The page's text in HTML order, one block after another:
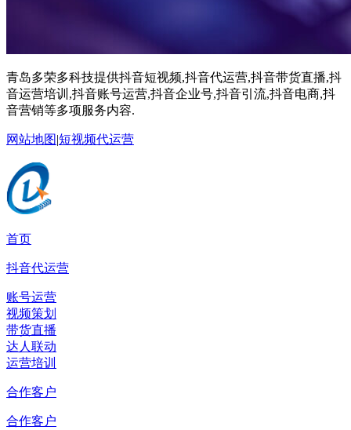
青岛多荣多科技提供抖音短视频,抖音代运营,抖音带货直播,抖
音运营培训,抖音账号运营,抖音企业号,抖音引流,抖音电商,抖
音营销等多项服务内容.
网站地图|短视频代运营
首页
抖音代运营
账号运营
视频策划
带货直播
达人联动
运营培训
合作客户
合作客户